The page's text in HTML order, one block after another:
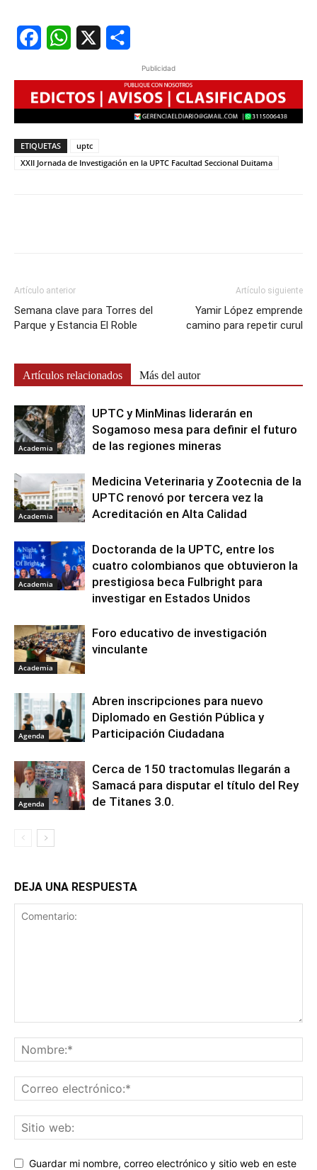
Publicidad
ETIQUETAS
uptc
XXII Jornada de Investigación en la UPTC Facultad Seccional Duitama
Artículo anterior
Semana clave para Torres del
Parque y Estancia El Roble
Artículo siguiente
Yamir López emprende
camino para repetir curul
Artículos relacionados Más del autor
Academia
UPTC y MinMinas liderarán en
Sogamoso mesa para definir el futuro
de las regiones mineras
Academia
Medicina Veterinaria y Zootecnia de la
UPTC renovó por tercera vez la
Acreditación en Alta Calidad
Academia
Doctoranda de la UPTC, entre los
cuatro colombianos que obtuvieron la
prestigiosa beca Fulbright para
investigar en Estados Unidos
Academia
Foro educativo de investigación
vinculante
Agenda
Abren inscripciones para nuevo
Diplomado en Gestión Pública y
Participación Ciudadana
Agenda
Cerca de 150 tractomulas llegarán a
Samacá para disputar el título del Rey
de Titanes 3.0.
DEJA UNA RESPUESTA
Guardar mi nombre, correo electrónico y sitio web en este